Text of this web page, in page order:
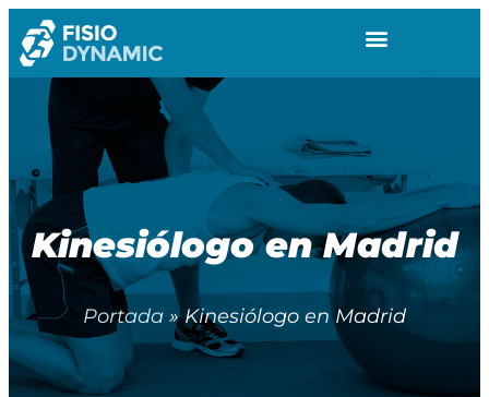
Kinesiólogo en Madrid
Portada »Kinesiólogo en Madrid